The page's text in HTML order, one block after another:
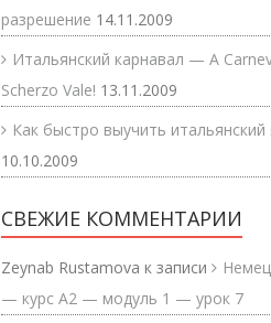
разрешение 14.11.2009
Итальянский карнавал — A
Scherzo Vale! 13.11.2009
Как быстро выучить итальянский
10.10.2009
СВЕЖИЕ КОММЕНТАРИИ
Zeynab Rustamova к записи
— курс А2 — модуль 1 — урок 7